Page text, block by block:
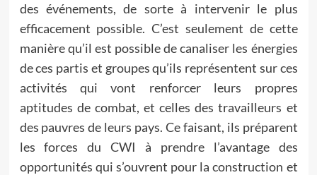
des événements, de sorte à intervenir le plus
efficacement possible. C’est seulement de cette
manière qu’il est possible de canaliser les énergies
de ces partis et groupes qu’ils représentent sur ces
activités qui vont renforcer leurs propres
aptitudes de combat, et celles des travailleurs et
des pauvres de leurs pays. Ce faisant, ils préparent
les forces du CWI à prendre l’avantage des
opportunités qui s’ouvrent pour la construction et